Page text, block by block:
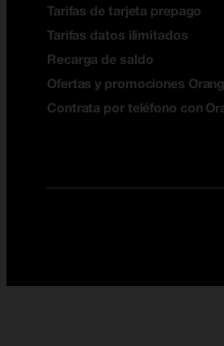
Tarifas de tarjeta prepago
Tarifas datos ilimitados
Recarga de saldo
Ofertas y promociones
Contrata por teléfono con